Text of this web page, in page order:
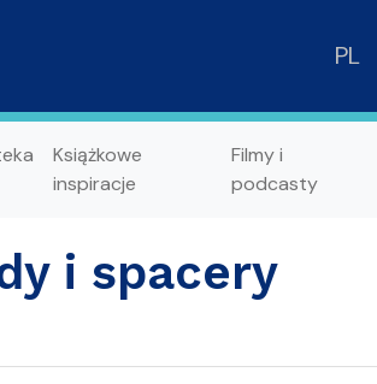
PL
Książkowe
inspiracje
Filmy i
podcasty
i spacery